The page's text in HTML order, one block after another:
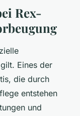
Rex-
Eines der
die durch
entstehen
und